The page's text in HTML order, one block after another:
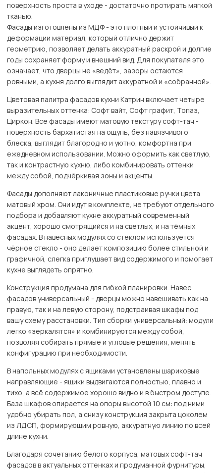
поверхность проста в уходе - достаточно протирать мягкой
тканью.
Фасады изготовлены из МДФ - это плотный и устойчивый к
деформации материал, который отлично держит
геометрию, позволяет делать аккуратный раскрой и долгие
годы сохраняет форму и внешний вид. Для покупателя это
означает, что дверцы не «ведёт», зазоры остаются
ровными, а кухня долго выглядит аккуратной и «собранной».
Цветовая палитра фасадов кухни Катрин включает четыре
выразительных оттенка: Софт вайт, Софт графит, Топаз,
Циркон. Все фасады имеют матовую текстуру софт-тач -
поверхность бархатистая на ощупь, без навязчивого
блеска, выглядит благородно и уютно, комфортна при
ежедневном использовании. Можно оформить как светлую,
так и контрастную кухню, либо комбинировать оттенки
между собой, подчёркивая зоны и акценты.
Фасады дополняют лаконичные пластиковые ручки цвета
матовый хром. Они идут в комплекте, не требуют отдельного
подбора и добавляют кухне аккуратный современный
акцент, хорошо смотрящийся и на светлых, и на тёмных
фасадах. В навесных модулях со стеклом используется
чёрное стекло - оно делает композицию более стильной и
графичной, слегка приглушает вид содержимого и помогает
кухне выглядеть опрятно.
Конструкция продумана для гибкой планировки. Навес
фасадов универсальный - дверцы можно навешивать как на
правую, так и на левую сторону, подстраивая шкафы под
вашу схему расстановки. Тип сборки универсальный: модули
легко «зеркалятся» и комбинируются между собой,
позволяя собирать прямые и угловые решения, менять
конфигурацию при необходимости.
В напольных модулях с ящиками установлены шариковые
направляющие - ящики выдвигаются полностью, плавно и
тихо, а всё содержимое хорошо видно и в быстром доступе.
База шкафов опирается на опоры высотой 10 см: под ними
удобно убирать пол, а снизу конструкция закрыта цоколем
из ЛДСП, формирующим ровную, аккуратную линию по всей
длине кухни.
Благодаря сочетанию белого корпуса, матовых софт-тач
фасадов в актуальных оттенках и продуманной фурнитуры,